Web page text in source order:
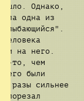
Однако,
одна из
на него.
то, чем
были
разы сильнее
порезал